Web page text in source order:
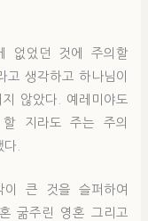
없었던 것에 주의할
생각하고 하나님이
않았다. 예레미야도
지라도 주는 주의
.
이 큰 것을 슬퍼하여
굶주린 영혼 그리고